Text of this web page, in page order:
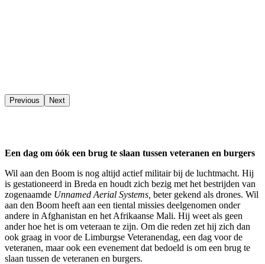
Previous Next
Een dag om óók een brug te slaan tussen veteranen en burgers
Wil aan den Boom is nog altijd actief militair bij de luchtmacht. Hij
is gestationeerd in Breda en houdt zich bezig met het bestrijden van
zogenaamde Unnamed Aerial Systems, beter gekend als drones. Wil
aan den Boom heeft aan een tiental missies deelgenomen onder
andere in Afghanistan en het Afrikaanse Mali. Hij weet als geen
ander hoe het is om veteraan te zijn. Om die reden zet hij zich dan
ook graag in voor de Limburgse Veteranendag, een dag voor de
veteranen, maar ook een evenement dat bedoeld is om een brug te
slaan tussen de veteranen en burgers.